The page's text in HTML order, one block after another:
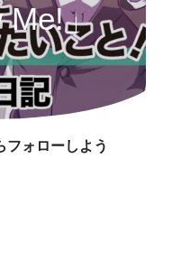
Me!」
フォローしよう